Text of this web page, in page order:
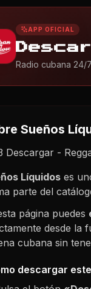
APP OFICIAL
Radio cubana 24/
Sueños
Descargar -
Líquidos es
parte del
página puedes
desde la
cubana sin
descargar